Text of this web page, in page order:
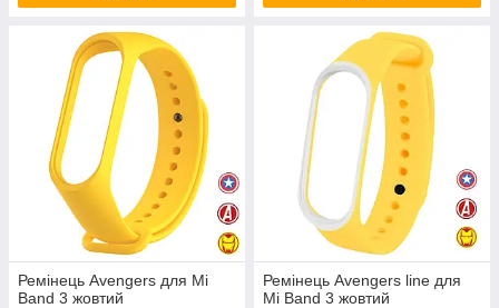
Ремінець Avengers для Mi
Band 3 жовтий
Ремінець Avengers line для
Mi Band 3 жовтий